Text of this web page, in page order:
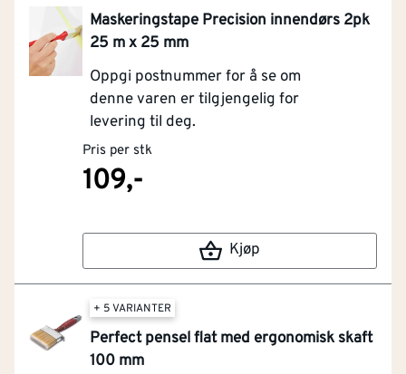
Maskeringstape Precision innendørs 2pk
25 m x 25 mm
Oppgi postnummer for å se om
denne varen er tilgjengelig for
levering til deg.
Pris per stk
109,-
Kjøp
+ 5 VARIANTER
Perfect pensel flat med ergonomisk skaft
100 mm